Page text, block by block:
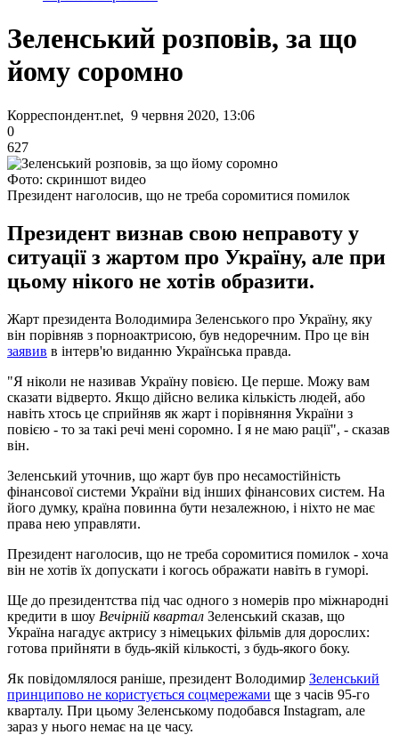
Зеленський розповів, за що
йому соромно
Корреспондент.net, 9 червня 2020, 13:06
0
627
Фото: скриншот видео
Президент наголосив, що не треба соромитися помилок
Президент визнав свою неправоту у
ситуації з жартом про Україну, але при
цьому нікого не хотів образити.
Жарт президента Володимира Зеленського про Україну, яку
він порівняв з порноактрисою, був недоречним. Про це він
заявив в інтерв'ю виданню Українська правда.
"Я ніколи не називав Україну повією. Це перше. Можу вам
сказати відверто. Якщо дійсно велика кількість людей, або
навіть хтось це сприйняв як жарт і порівняння України з
повією - то за такі речі мені соромно. І я не маю рації", - сказав
він.
Зеленський уточнив, що жарт був про несамостійність
фінансової системи України від інших фінансових систем. На
його думку, країна повинна бути незалежною, і ніхто не має
права нею управляти.
Президент наголосив, що не треба соромитися помилок - хоча
він не хотів їх допускати і когось ображати навіть в гуморі.
Ще до президентства під час одного з номерів про міжнародні
кредити в шоу Вечірній квартал Зеленський сказав, що
Україна нагадує актрису з німецьких фільмів для дорослих:
готова прийняти в будь-якій кількості, з будь-якого боку.
Як повідомлялося раніше, президент Володимир Зеленський
принципово не користується соцмережами ще з часів 95-го
кварталу. При цьому Зеленському подобався Instagram, але
зараз у нього немає на це часу.